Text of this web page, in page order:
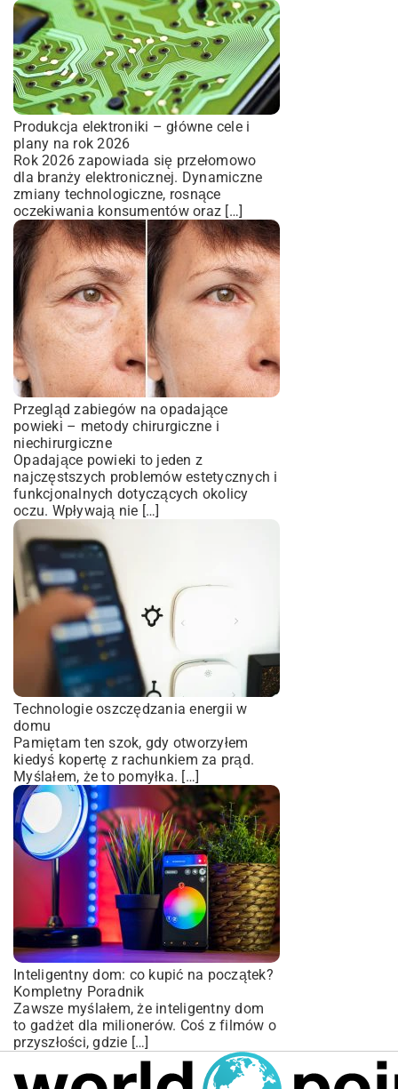
Produkcja elektroniki – główne cele i
plany na rok 2026
Rok 2026 zapowiada się przełomowo
dla branży elektronicznej. Dynamiczne
zmiany technologiczne, rosnące
oczekiwania konsumentów oraz […]
Przegląd zabiegów na opadające
powieki – metody chirurgiczne i
niechirurgiczne
Opadające powieki to jeden z
najczęstszych problemów estetycznych i
funkcjonalnych dotyczących okolicy
oczu. Wpływają nie […]
Technologie oszczędzania energii w
domu
Pamiętam ten szok, gdy otworzyłem
kiedyś kopertę z rachunkiem za prąd.
Myślałem, że to pomyłka. […]
Inteligentny dom: co kupić na początek?
Kompletny Poradnik
Zawsze myślałem, że inteligentny dom
to gadżet dla milionerów. Coś z filmów o
przyszłości, gdzie […]